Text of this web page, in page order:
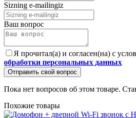
Sizning e-mailingiz
Ваш вопрос
Я прочитал(а) и согласен(на) с
обработки персональных данных
Отправить свой вопрос
Пока нет вопросов об этом товаре.
Похожие товары